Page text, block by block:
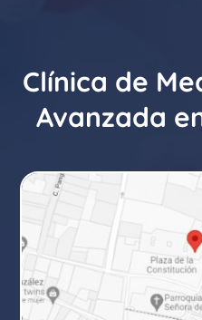
Clínica de
Avanzada